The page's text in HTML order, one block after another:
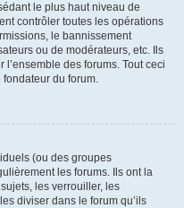
le plus haut niveau de
contrôler toutes les opérations
le bannissement
ou de modérateurs, etc. Ils
des forums. Tout ceci
du forum.
(ou des groupes
les forums. Ils ont la
les verrouiller, les
diviser dans le forum qu’ils